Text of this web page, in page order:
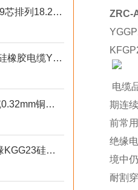
湖南JGGP22硅橡胶电缆9芯排列18.2直流
氟46绝缘电阻100M耐火硅橡胶电缆YGFP22
KGGP32耐火硅橡胶电缆0.32mm铜丝编织结构
10kV交联聚乙烯架空绝缘KGG23硅橡胶电缆
ZRC-
电缆
期连
前常
绝缘
境中
耐割